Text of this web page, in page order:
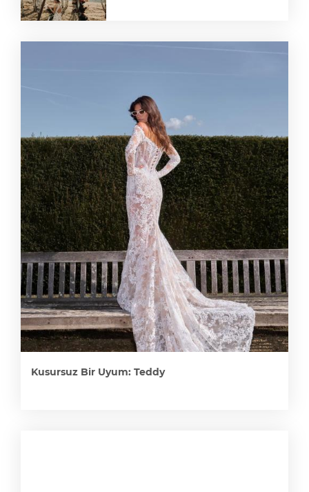
Kusursuz Bir Uyum: Teddy